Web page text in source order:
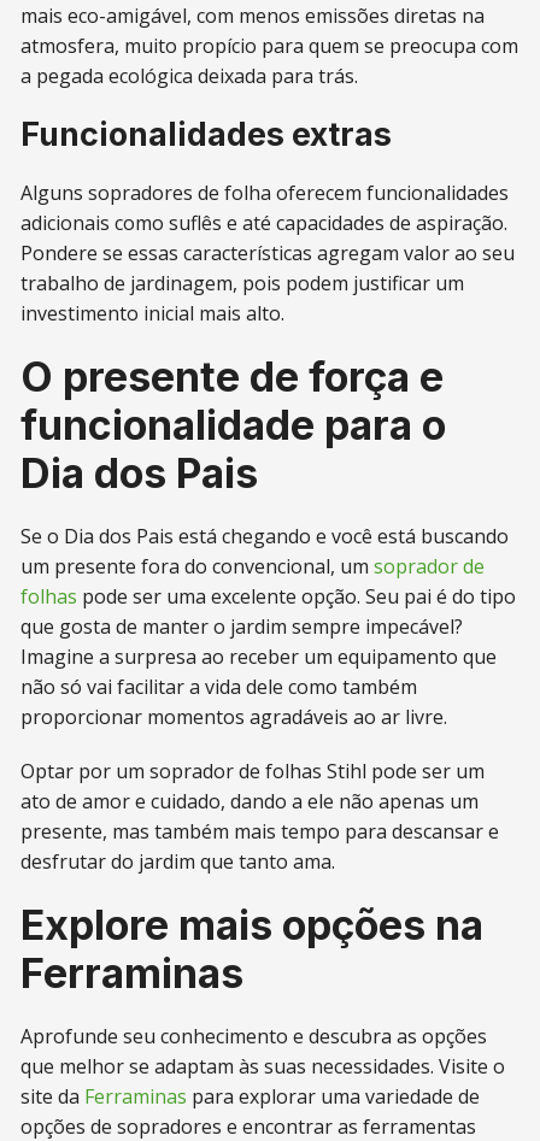
mais eco-amigável, com menos emissões diretas na
atmosfera, muito propício para quem se preocupa com
a pegada ecológica deixada para trás.
Funcionalidades extras
Alguns sopradores de folha oferecem funcionalidades
adicionais como suflês e até capacidades de aspiração.
Pondere se essas características agregam valor ao seu
trabalho de jardinagem, pois podem justificar um
investimento inicial mais alto.
O presente de força e
funcionalidade para o
Dia dos Pais
Se o Dia dos Pais está chegando e você está buscando
um presente fora do convencional, umsoprador de
folhas pode ser uma excelente opção. Seu pai é do tipo
que gosta de manter o jardim sempre impecável?
Imagine a surpresa ao receber um equipamento que
não só vai facilitar a vida dele como também
proporcionar momentos agradáveis ao ar livre.
Optar por um soprador de folhas Stihl pode ser um
ato de amor e cuidado, dando a ele não apenas um
presente, mas também mais tempo para descansar e
desfrutar do jardim que tanto ama.
Explore mais opções na
Ferraminas
Aprofunde seu conhecimento e descubra as opções
que melhor se adaptam às suas necessidades. Visite o
site da Ferraminas para explorar uma variedade de
opções de sopradores e encontrar as ferramentas